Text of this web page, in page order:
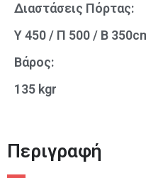
Διαστάσεις Πόρτας:
Y 450 / Π 500 / Β
Βάρος:
135 kgr
Περιγραφή